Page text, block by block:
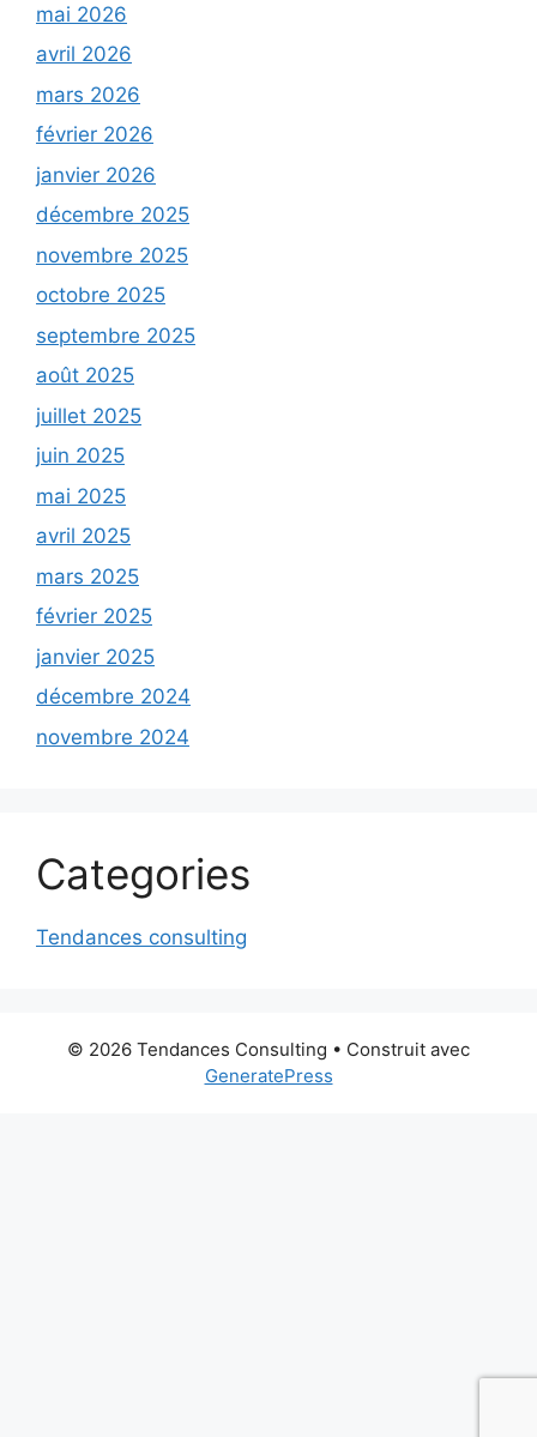
mai 2026
avril 2026
mars 2026
février 2026
janvier 2026
décembre 2025
novembre 2025
octobre 2025
septembre 2025
août 2025
juillet 2025
juin 2025
mai 2025
avril 2025
mars 2025
février 2025
janvier 2025
décembre 2024
novembre 2024
Categories
Tendances consulting
© 2026 Tendances Consulting • Construit avec
GeneratePress